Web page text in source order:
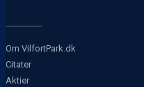
Om VilfortPark.dk
Citater
Aktier